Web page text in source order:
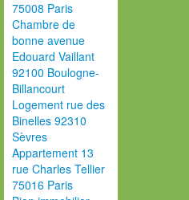
75008 Paris
Chambre de
bonne avenue
Edouard Vaillant
92100 Boulogne-
Billancourt
Logement rue des
Binelles 92310
Sèvres
Appartement 13
rue Charles Tellier
75016 Paris